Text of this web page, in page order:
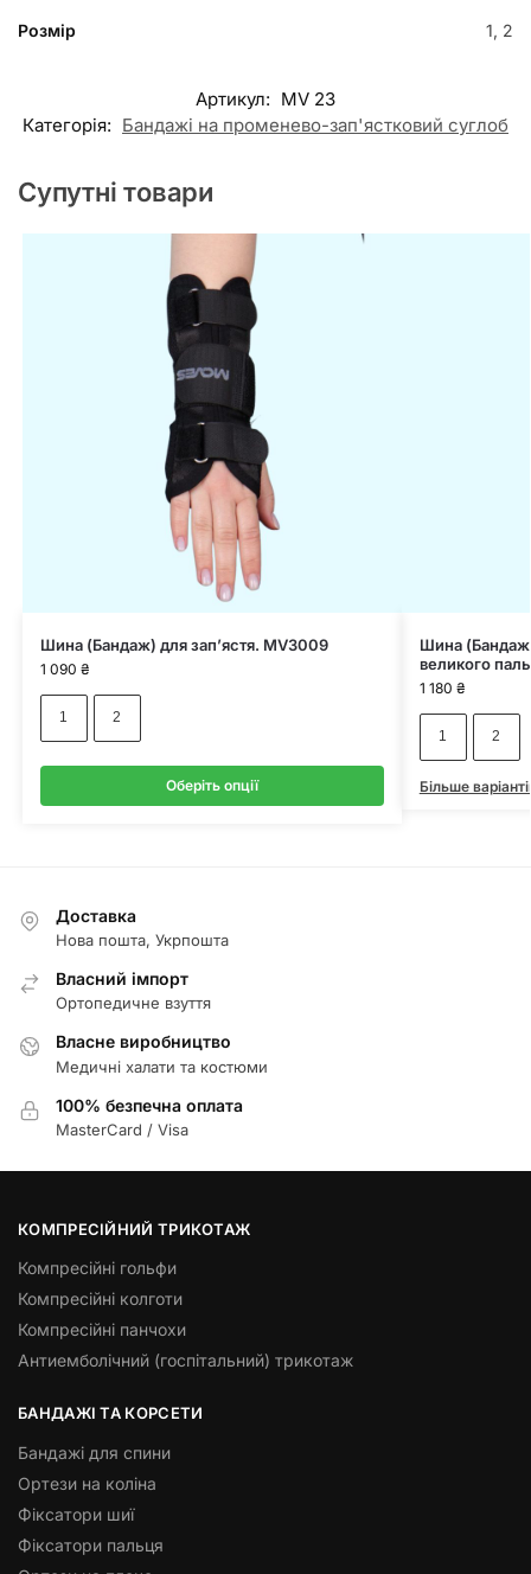
Розмір 1, 2
Артикул: MV 23
Категорія: Бандажі на променево-зап'ястковий суглоб
Супутні товари
Шина (Бандаж) для зап’ястя. MV3009
1 090 ₴
1 2
Оберіть опції
Шина (Бандаж)
великого
1 180 ₴
1 2
Більше
Доставка
Нова пошта, Укрпошта
Власний імпорт
Ортопедичне взуття
Власне виробництво
Медичні халати та костюми
100% безпечна оплата
MasterCard / Visa
КОМПРЕСІЙНИЙ ТРИКОТАЖ
Компресійні гольфи
Компресійні колготи
Компресійні панчохи
Антиемболічний (госпітальний) трикотаж
БАНДАЖІ ТА КОРСЕТИ
Бандажі для спини
Ортези на коліна
Фіксатори шиї
Фіксатори пальця